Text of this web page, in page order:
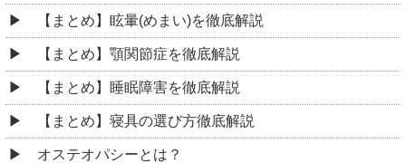
【まとめ】眩暈(めまい)を徹底解説
【まとめ】顎関節症を徹底解説
【まとめ】睡眠障害を徹底解説
【まとめ】寝具の選び方徹底解説
オステオパシーとは？